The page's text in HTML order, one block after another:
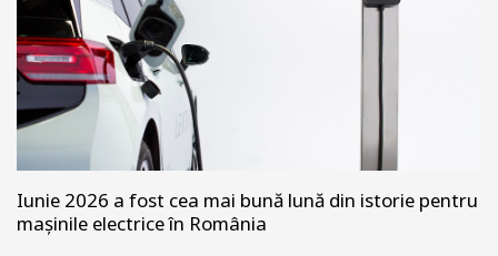
Iunie 2026 a fost cea mai bună lună din istorie pentru
mașinile electrice în România